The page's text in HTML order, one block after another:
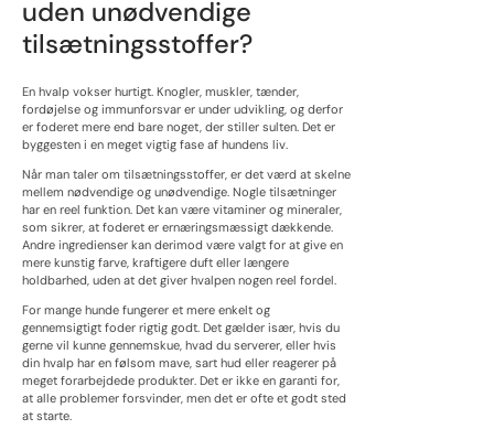
uden unødvendige
tilsætningsstoffer?
En hvalp vokser hurtigt. Knogler, muskler, tænder,
fordøjelse og immunforsvar er under udvikling, og derfor
er foderet mere end bare noget, der stiller sulten. Det er
byggesten i en meget vigtig fase af hundens liv.
Når man taler om tilsætningsstoffer, er det værd at skelne
mellem nødvendige og unødvendige. Nogle tilsætninger
har en reel funktion. Det kan være vitaminer og mineraler,
som sikrer, at foderet er ernæringsmæssigt dækkende.
Andre ingredienser kan derimod være valgt for at give en
mere kunstig farve, kraftigere duft eller længere
holdbarhed, uden at det giver hvalpen nogen reel fordel.
For mange hunde fungerer et mere enkelt og
gennemsigtigt foder rigtig godt. Det gælder især, hvis du
gerne vil kunne gennemskue, hvad du serverer, eller hvis
din hvalp har en følsom mave, sart hud eller reagerer på
meget forarbejdede produkter. Det er ikke en garanti for,
at alle problemer forsvinder, men det er ofte et godt sted
at starte.